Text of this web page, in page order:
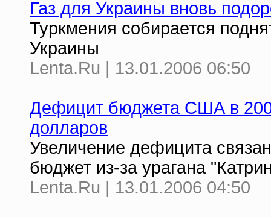
Газ для Украины вновь
Туркмения собирается
Украины
Lenta.Ru | 13.01.2006 06:50
Дефицит бюджета США в
долларов
Увеличение дефицита
бюджет из-за урагана
Lenta.Ru | 13.01.2006 04:50